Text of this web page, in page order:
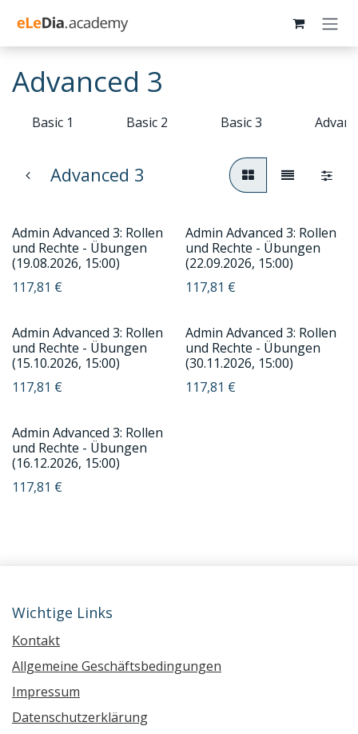
Advanced 3
Basic 1 Basic 2 Basic 3
Advanced 3
Admin Advanced 3: Rollen
und Rechte - Übungen
(19.08.2026, 15:00)
117,81 €
Admin Advanced 3: Rollen
und Rechte - Übungen
(22.09.2026, 15:00)
117,81 €
Admin Advanced 3: Rollen
und Rechte - Übungen
(15.10.2026, 15:00)
117,81 €
Admin Advanced 3: Rollen
und Rechte - Übungen
(30.11.2026, 15:00)
117,81 €
Admin Advanced 3: Rollen
und Rechte - Übungen
(16.12.2026, 15:00)
117,81 €
Wichtige Links
Kontakt
Allgemeine Geschäftsbedingungen
Impressum
Datenschutzerklärung